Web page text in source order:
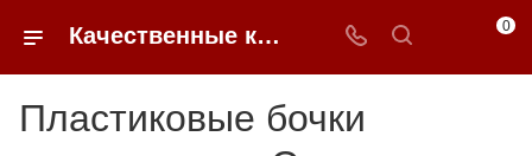
Качественные квадратные пластиковые бочки в Санкт-Петербурге | 0FFER 0
Пластиковые бочки